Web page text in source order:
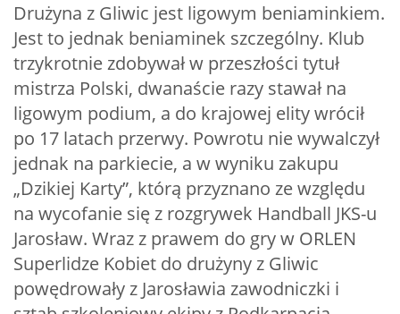
Drużyna z Gliwic jest ligowym beniaminkiem.
Jest to jednak beniaminek szczególny. Klub
trzykrotnie zdobywał w przeszłości tytuł
mistrza Polski, dwanaście razy stawał na
ligowym podium, a do krajowej elity wrócił
po 17 latach przerwy. Powrotu nie wywalczył
jednak na parkiecie, a w wyniku zakupu
„Dzikiej Karty”, którą przyznano ze względu
na wycofanie się z rozgrywek Handball JKS-u
Jarosław. Wraz z prawem do gry w ORLEN
Superlidze Kobiet do drużyny z Gliwic
powędrowały z Jarosławia zawodniczki i